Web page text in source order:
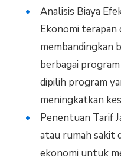
Analisis Biaya
Ekonomi
membandingkan
berbagai
dipilih program
meningkatkan
Penentuan Tarif
atau rumah sakit
ekonomi untuk